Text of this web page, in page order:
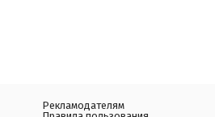
Рекламодателям